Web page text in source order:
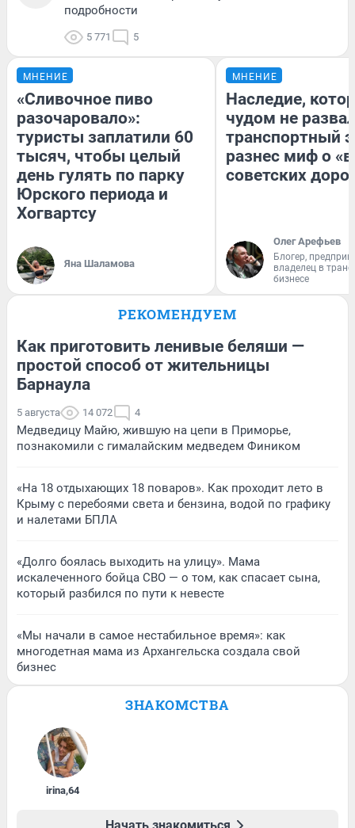
подробности
5 771 5
МНЕНИЕ
«Сливочное пиво
разочаровало»:
туристы заплатили 60
тысяч, чтобы целый
день гулять по парку
Юрского периода и
Хогвартсу
Яна Шаламова
МНЕНИЕ
Наследие,
чудом не
транспортный
разнес миф о
советских
Олег Арефьев
Блогер,
владелец в
бизнесе
РЕКОМЕНДУЕМ
Как приготовить ленивые беляши —
простой способ от жительницы
Барнаула
5 августа 14 072 4
Медведицу Майю, жившую на цепи в Приморье,
познакомили с гималайским медведем Фиником
«На 18 отдыхающих 18 поваров». Как проходит лето в
Крыму с перебоями света и бензина, водой по графику
и налетами БПЛА
«Долго боялась выходить на улицу». Мама
искалеченного бойца СВО — о том, как спасает сына,
который разбился по пути к невесте
«Мы начали в самое нестабильное время»: как
многодетная мама из Архангельска создала свой
бизнес
ЗНАКОМСТВА
irina,64
Начать знакомиться